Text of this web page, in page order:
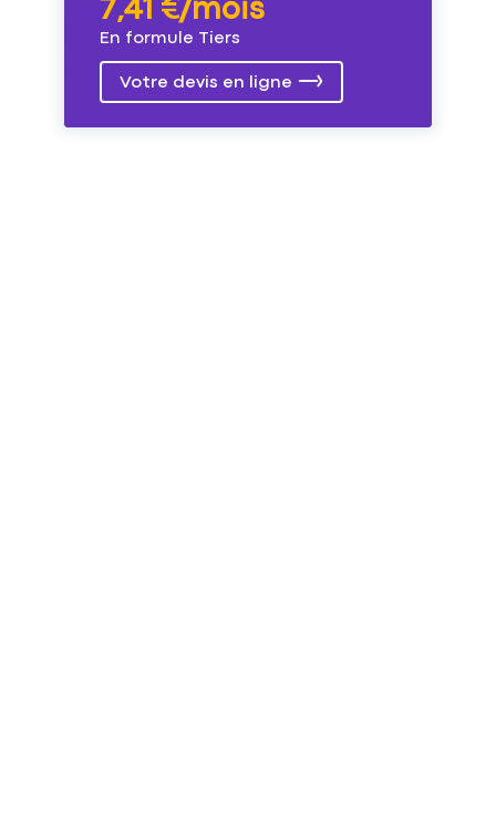
7,41 €/mois
En formule Tiers
Votre devis en ligne